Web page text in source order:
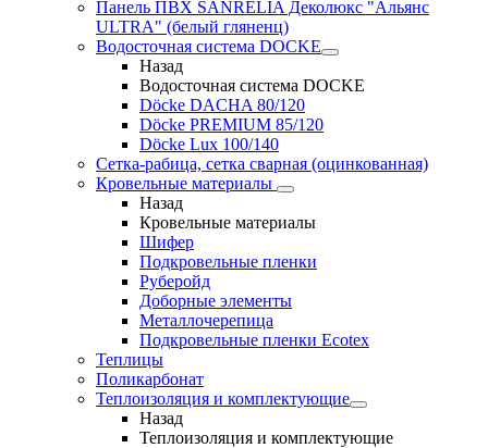
Панель ПВХ SANRELIA Деколюкс "Альянс
ULTRA" (белый гляненц)
Водосточная система DOCKE
Назад
Водосточная система DOCKE
Döсkе DACHA 80/120
Döcke PREMIUM 85/120
Döсkе Luх 100/140
Сетка-рабица, сетка сварная (оцинкованная)
Кровельные материалы
Назад
Кровельные материалы
Шифер
Подкровельные пленки
Руберойд
Доборные элементы
Металлочерепица
Подкровельные пленки Ecotex
Теплицы
Поликарбонат
Теплоизоляция и комплектующие
Назад
Теплоизоляция и комплектующие